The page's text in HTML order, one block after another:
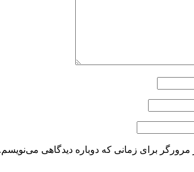
مرورگر برای زمانی که دوباره دیدگاهی می‌نویسم.